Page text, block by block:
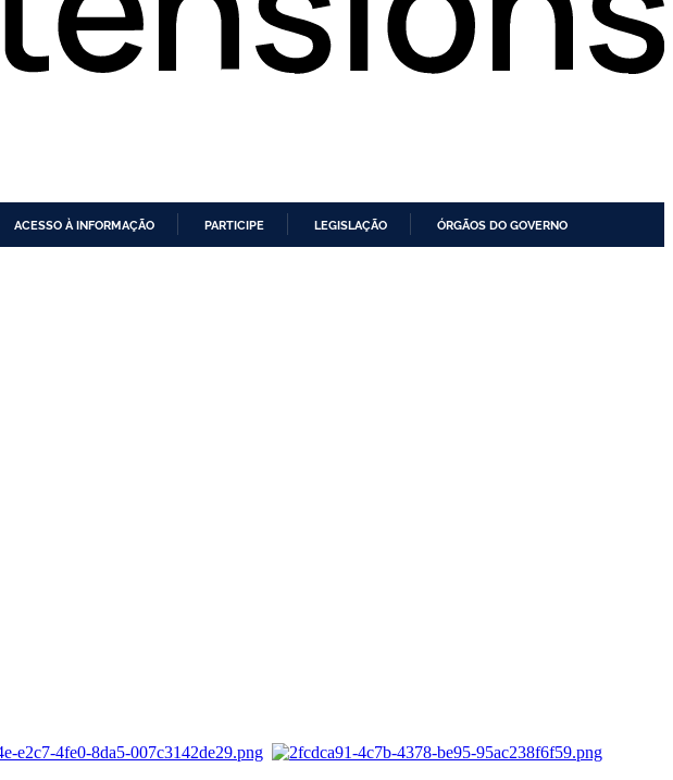
ACESSO À INFORMAÇÃO PARTICIPE LEGISLAÇÃO ÓRGÃOS DO GOVERNO